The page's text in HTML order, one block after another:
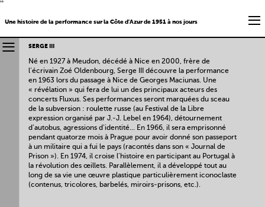
''
Une histoire de la performance sur la Côte d'Azur de 1951 à nos jours
SERGE III
Né en 1927 à Meudon, décédé à Nice en 2000, frère de
l’écrivain Zoé Oldenbourg, Serge III découvre la performance
en 1963 lors du passage à Nice de Georges Maciunas. Une
« révélation » qui fera de lui un des principaux acteurs des
concerts Fluxus. Ses performances seront marquées du sceau
de la subversion : roulette russe (au Festival de la Libre
expression organisé par J.-J. Lebel en 1964), détournement
d’autobus, agressions d’identité... En 1966, il sera emprisonné
pendant quatorze mois à Prague pour avoir donné son passeport
à un militaire qui a fui le pays (racontés dans son « Journal de
Prison »). En 1974, il croise l’histoire en participant au Portugal à
la révolution des œillets. Parallèlement, il a développé tout au
long de sa vie une œuvre plastique particulièrement iconoclaste
(contenus, tricolores, barbelés, miroirs-prisons, etc.).